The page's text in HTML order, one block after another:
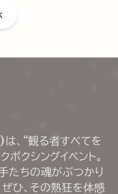
は、“観る者すべてを
クシングイベント。
たちの魂がぶつかり
ひ、その熱狂を体感